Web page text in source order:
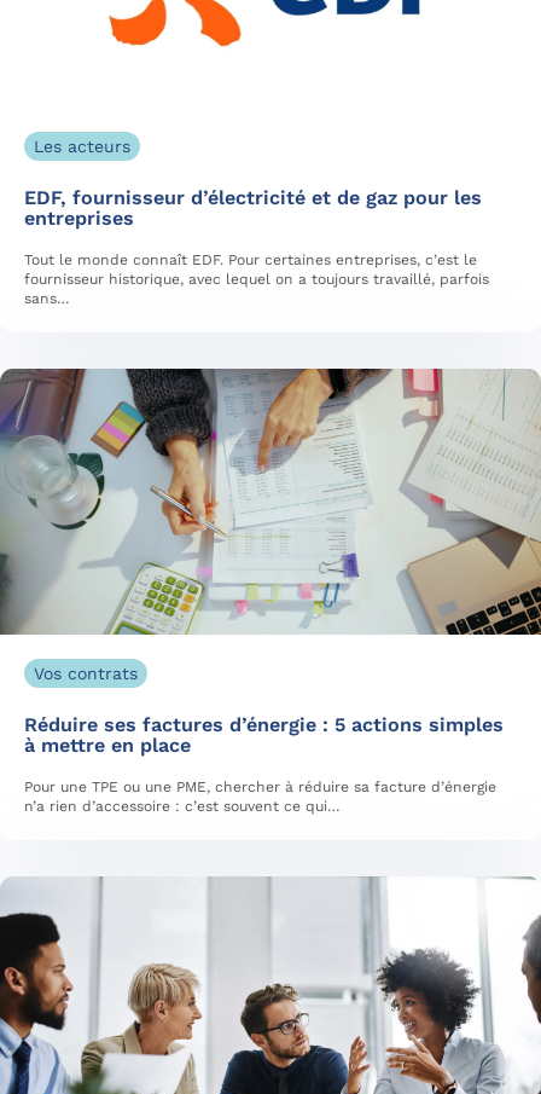
Les acteurs
EDF, fournisseur d’électricité et de gaz pour les
entreprises
Tout le monde connaît EDF. Pour certaines entreprises, c’est le
fournisseur historique, avec lequel on a toujours travaillé, parfois
sans…
Vos contrats
Réduire ses factures d’énergie : 5 actions simples
à mettre en place
Pour une TPE ou une PME, chercher à réduire sa facture d’énergie
n’a rien d’accessoire : c’est souvent ce qui…